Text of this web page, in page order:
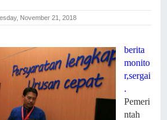
November 21, 2018
berita
monito
r,sergai
.
Pemeri
ntah